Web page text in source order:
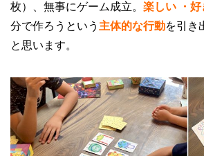
枚）、無事にゲーム成立。 楽しい ・好
分で作ろうという 主体的な行動を引き
と思います。